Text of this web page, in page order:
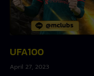
UFA100
April 27, 2023